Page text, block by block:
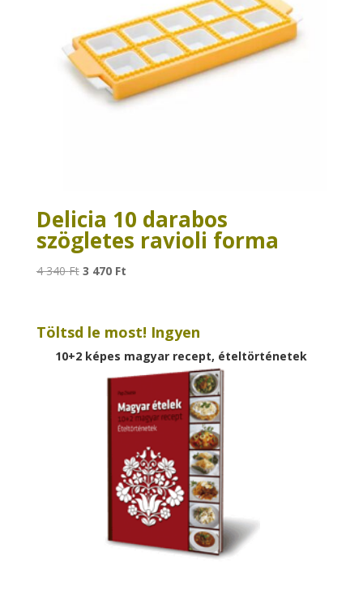
Delicia 10 darabos
szögletes ravioli forma
4 340Ft Original
4
3 470 FtCurrent
Töltsd le most! Ingyen
10+2 képes magyar recept, ételtörténetek